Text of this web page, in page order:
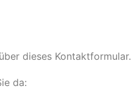
dieses Kontaktformular.
da: